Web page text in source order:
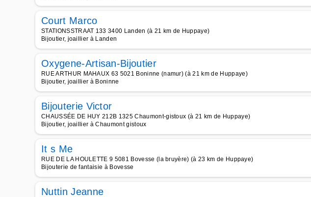
Court Marco
STATIONSSTRAAT 133 3400 Landen (à 21 km de Huppaye)
Bijoutier, joaillier à Landen
Oxygene-Artisan-Bijoutier
RUE ARTHUR MAHAUX 63 5021 Boninne (namur) (à 21 km de Huppaye)
Bijoutier, joaillier à Boninne
Bijouterie Victor
CHAUSSÉE DE HUY 212B 1325 Chaumont-gistoux (à 21 km de Huppaye)
Bijoutier, joaillier à Chaumont gistoux
It s Me
RUE DE LA HOULETTE 9 5081 Bovesse (la bruyère) (à 23 km de Huppaye)
Bijouterie de fantaisie à Bovesse
Nuttin Jeanne